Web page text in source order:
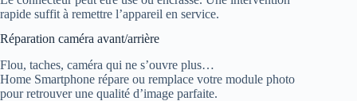
rapide suffit à remettre l’appareil en service.
Réparation caméra avant/arrière
Flou, taches, caméra qui ne s’ouvre plus…
Home Smartphone répare ou remplace votre module photo
pour retrouver une qualité d’image parfaite.